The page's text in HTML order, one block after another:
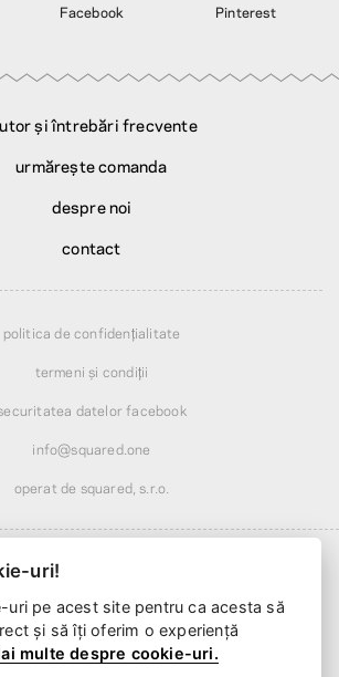
Facebook Pinterest
și întrebări frecvente
urmărește comanda
despre noi
contact
politica de confidențialitate
termeni și condiții
datelor facebook
info@squared.one
operat de squared, s.r.o.
la23,23 Lei· redusă peste273,29 Lei
de la2 zile lucrătoare
uri!
uri pe acest site pentru ca acesta să
și să îți oferim o experiență
multe despre cookie-uri.